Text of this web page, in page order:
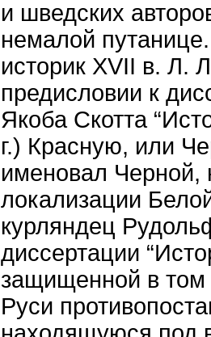
и шведских
немалой
историк ХVII в. Л.
предисловии к
Якоба Скотта
г.) Красную, или
именовал Черной,
локализации
курляндец
диссертации
защищенной в том
Руси